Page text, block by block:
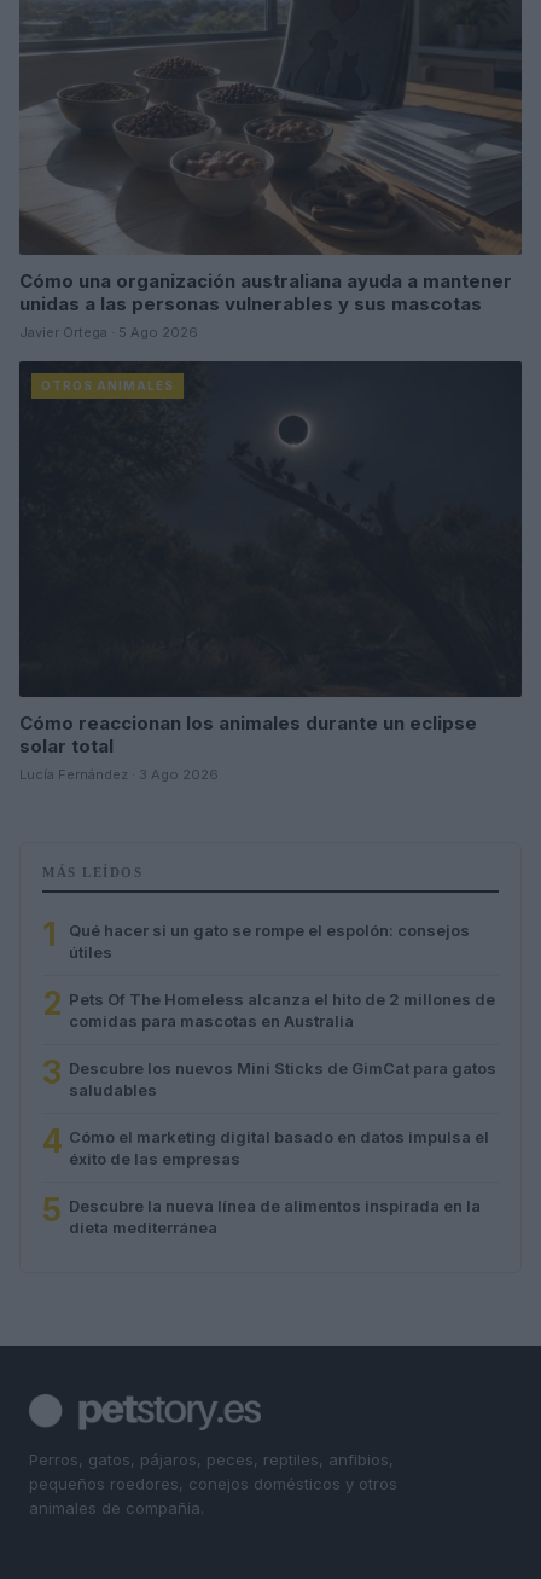
Cómo una organización australiana ayuda a mantener
unidas a las personas vulnerables y sus mascotas
Javier Ortega · 5 Ago 2026
OTROS ANIMALES
Cómo reaccionan los animales durante un eclipse
solar total
Lucía Fernández · 3 Ago 2026
MÁS LEÍDOS
1
Qué hacer si un gato se rompe el espolón: consejos
útiles
2 Pets Of The Homeless alcanza el hito de 2 millones de
comidas para mascotas en Australia
3 Descubre los nuevos Mini Sticks de GimCat para gatos
saludables
4 Cómo el marketing digital basado en datos impulsa el
éxito de las empresas
5 Descubre la nueva línea de alimentos inspirada en la
dieta mediterránea
Perros, gatos, pájaros, peces, reptiles, anfibios,
pequeños roedores, conejos domésticos y otros
animales de compañía.